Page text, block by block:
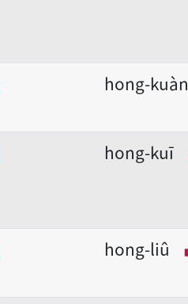
hong-kuàn
hong-kuī
hong-liû